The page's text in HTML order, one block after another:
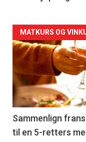
Forsiden
akkurat
nå
-
5
MATKURS OG
Sammenlign
til en 5-retters